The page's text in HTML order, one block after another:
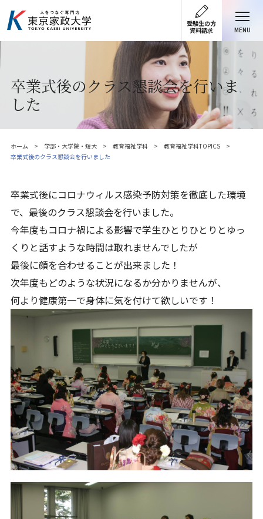
受験生の方
資料請求
MENU
卒業式後のクラス懇談会を行いま
した
ホーム 学部・大学院・短大 教育福祉学科
教育福祉学科TOPICS
卒業式後のクラス懇談会を行いました
卒業式後にコロナウィルス感染予防対策を徹底した環境
で、最後のクラス懇談会を行いました。
今年度もコロナ禍による影響で学生ひとりひとりとゆっ
くりと話すような時間は取れませんでしたが
最後に顔を合わせることが出来ました！
次年度もどのような状況になるか分かりませんが、
何より健康第一で身体に気を付けて欲しいです！